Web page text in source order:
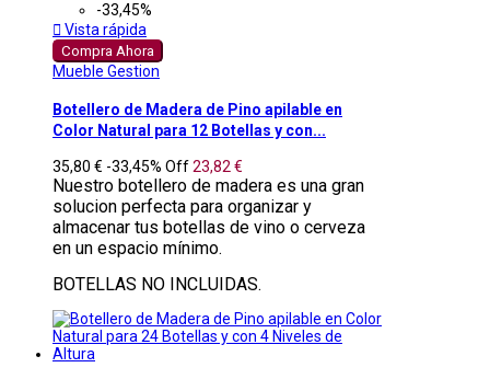
-33,45%
 Vista rápida
Compra Ahora
Mueble Gestion
Botellero de Madera de Pino apilable en
Color Natural para 12 Botellas y con...
35,80 € -33,45% Off23,82 €
Nuestro botellero de madera es una gran
solucion perfecta para organizar y
almacenar tus botellas de vino o cerveza
en un espacio mínimo.
BOTELLAS NO INCLUIDAS.